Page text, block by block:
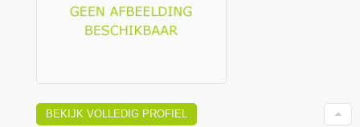
BEKIJK VOLLEDIG PROFIEL